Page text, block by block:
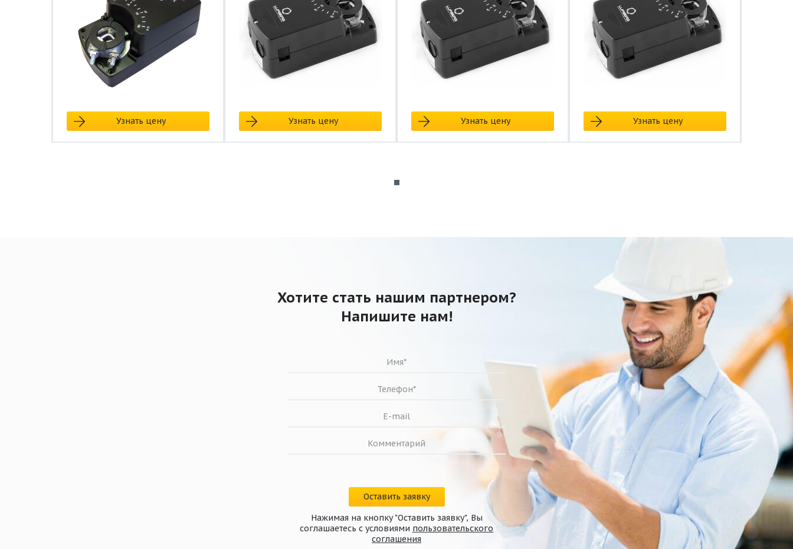
Узнать цену Узнать цену Узнать цену Узнать цену
Хотите стать нашим партнером?
Напишите нам!
Оставить заявку
Нажимая на кнопку "Оставить заявку", Вы
соглашаетесь с условиями пользовательского
соглашения